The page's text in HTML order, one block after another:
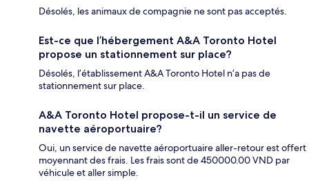
Désolés, les animaux de compagnie ne sont pas acceptés.
Est-ce que l’hébergement A&A Toronto Hotel
propose un stationnement sur place?
Désolés, l’établissement A&A Toronto Hotel n’a pas de
stationnement sur place.
A&A Toronto Hotel propose-t-il un service de
navette aéroportuaire?
Oui, un service de navette aéroportuaire aller-retour est offert
moyennant des frais. Les frais sont de 450000.00 VND par
véhicule et aller simple.